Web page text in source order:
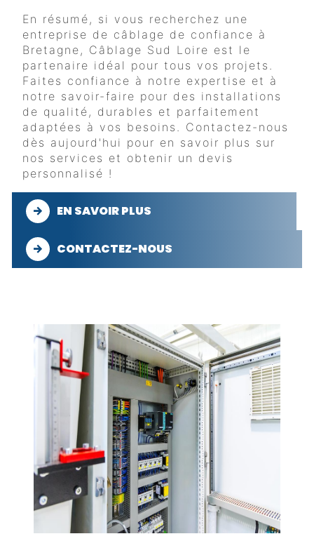
En résumé, si vous recherchez une
entreprise de câblage de confiance à
Bretagne, Câblage Sud Loire est le
partenaire idéal pour tous vos projets.
Faites confiance à notre expertise et à
notre savoir-faire pour des installations
de qualité, durables et parfaitement
adaptées à vos besoins. Contactez-nous
dès aujourd'hui pour en savoir plus sur
nos services et obtenir un devis
personnalisé !
EN SAVOIR PLUS
CONTACTEZ-NOUS